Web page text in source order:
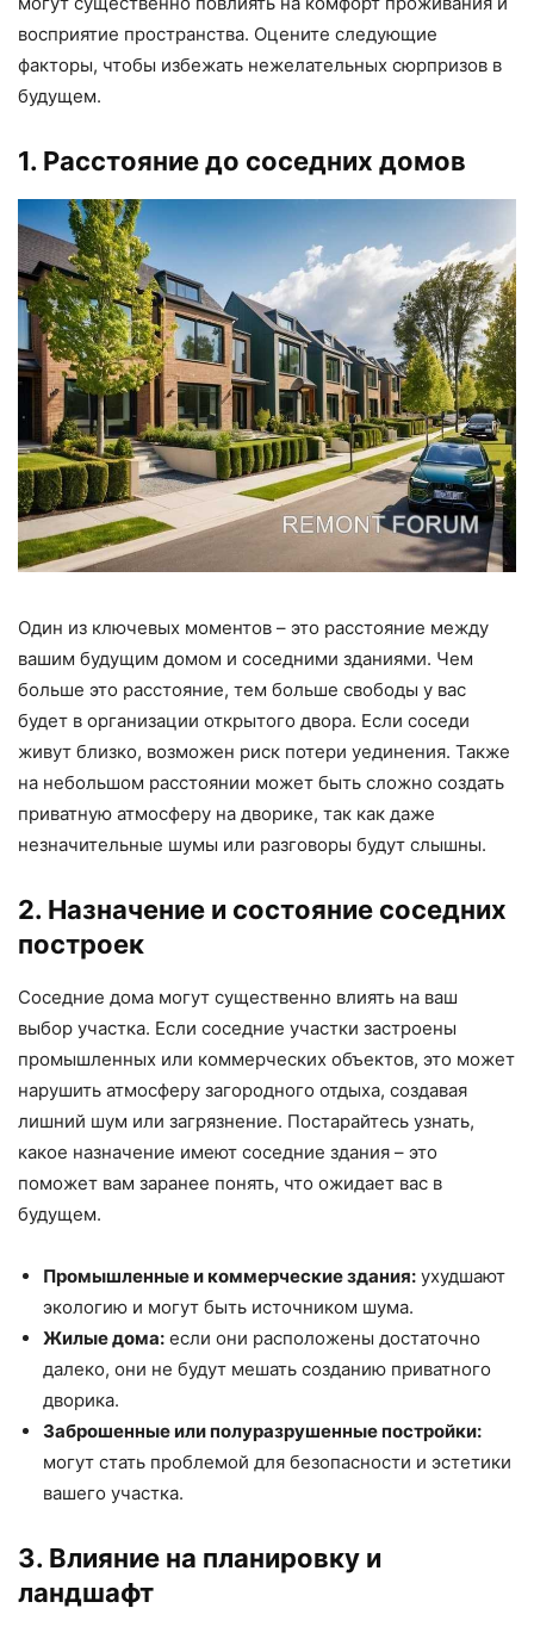
восприятие пространства. Оцените следующие
факторы, чтобы избежать нежелательных сюрпризов в
будущем.
1. Расстояние до соседних домов
Один из ключевых моментов – это расстояние между
вашим будущим домом и соседними зданиями. Чем
больше это расстояние, тем больше свободы у вас
будет в организации открытого двора. Если соседи
живут близко, возможен риск потери уединения. Также
на небольшом расстоянии может быть сложно создать
приватную атмосферу на дворике, так как даже
незначительные шумы или разговоры будут слышны.
2. Назначение и состояние соседних
построек
Соседние дома могут существенно влиять на ваш
выбор участка. Если соседние участки застроены
промышленных или коммерческих объектов, это может
нарушить атмосферу загородного отдыха, создавая
лишний шум или загрязнение. Постарайтесь узнать,
какое назначение имеют соседние здания – это
поможет вам заранее понять, что ожидает вас в
будущем.
Промышленные и коммерческие здания: ухудшают
экологию и могут быть источником шума.
Жилые дома: если они расположены достаточно
далеко, они не будут мешать созданию приватного
дворика.
Заброшенные или полуразрушенные постройки:
могут стать проблемой для безопасности и эстетики
вашего участка.
3. Влияние на планировку и
ландшафт